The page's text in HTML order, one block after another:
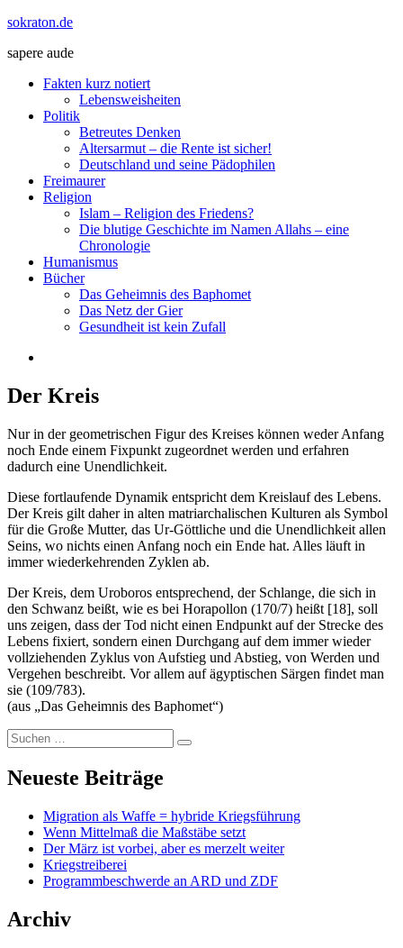
Zum
springen
sokraton.de
sapere aude
Menü
Fakten kurz notiert
Lebensweisheiten
Politik
Betreutes Denken
Altersarmut – die Rente ist sicher!
Deutschland und seine Pädophilen
Freimaurer
Religion
Islam – Religion des Friedens?
Die blutige Geschichte im Namen Allahs – eine
Chronologie
Humanismus
Bücher
Das Geheimnis des Baphomet
Das Netz der Gier
Gesundheit ist kein Zufall
Der Kreis
Nur in der geometrischen Figur des Kreises können weder Anfang
noch Ende einem Fixpunkt zugeordnet werden und erfahren
dadurch eine Unendlichkeit.
Diese fortlaufende Dynamik entspricht dem Kreislauf des Lebens.
Der Kreis gilt daher in alten matriarchalischen Kulturen als Symbol
für die Große Mutter, das Ur-Göttliche und die Unendlichkeit allen
Seins, wo nichts einen Anfang noch ein Ende hat. Alles läuft in
immer wiederkehrenden Zyklen ab.
Der Kreis, dem Uroboros entsprechend, der Schlange, die sich in
den Schwanz beißt, wie es bei Horapollon (170/7) heißt [18], soll
uns zeigen, dass der Tod nicht einen Endpunkt auf der Strecke des
Lebens fixiert, sondern einen Durchgang auf dem immer wieder
vollziehenden Zyklus von Aufstieg und Abstieg, von Werden und
Vergehen beschreibt. Vor allem auf ägyptischen Särgen findet man
sie (109/783).
(aus „Das Geheimnis des Baphomet“)
Suchen
nach:
Suchen
Neueste Beiträge
Migration als Waffe = hybride Kriegsführung
Wenn Mittelmaß die Maßstäbe setzt
Der März ist vorbei, aber es merzelt weiter
Kriegstreiberei
Programmbeschwerde an ARD und ZDF
Archiv